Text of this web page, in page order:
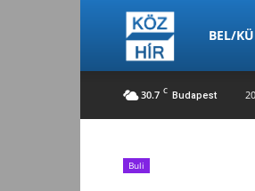
Köz-
Hír
BEL/
30.7 C Budapest
Buli